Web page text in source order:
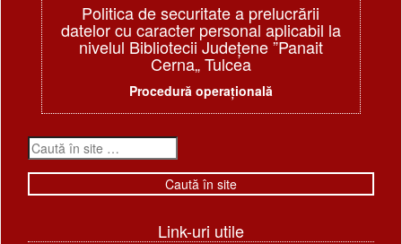
Politica de securitate a prelucrării
datelor cu caracter personal aplicabil la
nivelul Bibliotecii Judeţene ”Panait
Cerna„ Tulcea
Procedură operațională
Link-uri utile